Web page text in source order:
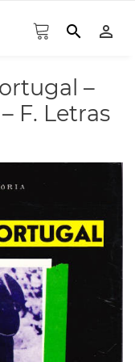
search person_outline
–
F. Letras